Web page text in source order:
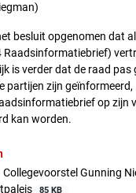
besluit opgenomen dat
Raadsinformatiebrief)
is verder dat de raad
partijen zijn
op zijn
kan worden.
Collegevoorstel Gunning
85 KB